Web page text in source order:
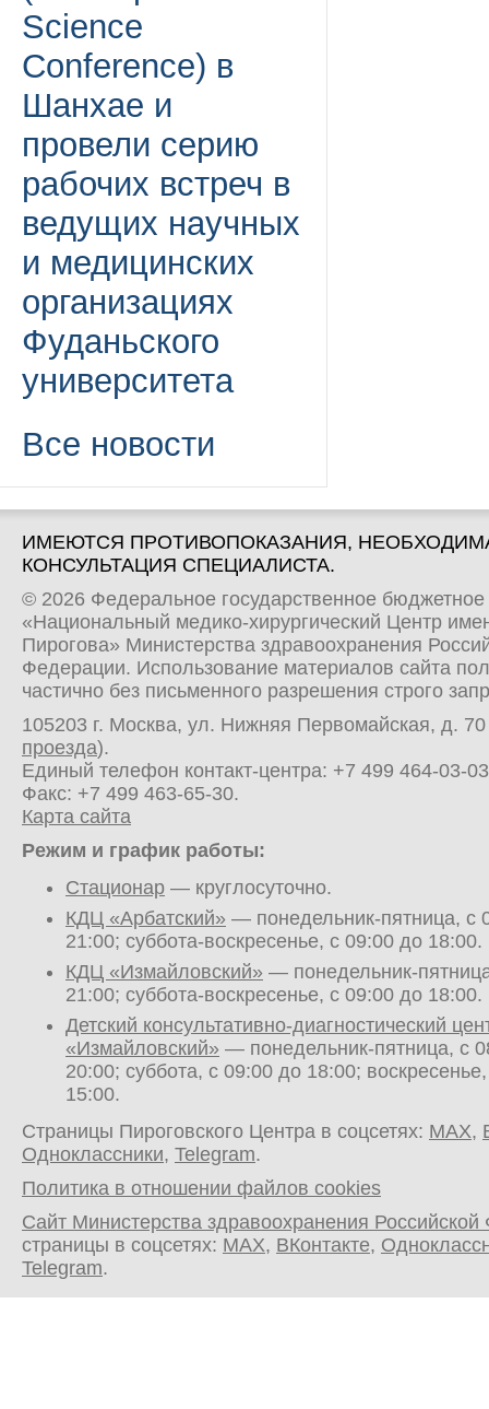
Science
Conference) в
Шанхае и
провели серию
рабочих встреч в
ведущих научных
и медицинских
организациях
Фуданьского
университета
Все новости
ИМЕЮТСЯ ПРОТИВОПОКАЗАНИЯ,
КОНСУЛЬТАЦИЯ СПЕЦИАЛИСТА.
© 2026 Федеральное государственное
«Национальный медико-хирургический Центр
Пирогова» Министерства здравоохранения
Федерации. Использование материалов сайта
частично без письменного разрешения строго
105203 г. Москва, ул. Нижняя Первомайская, д.
проезда).
Единый телефон контакт-центра: +7 499 464-03-03
Факс: +7 499 463-65-30.
Карта сайта
Режим и график работы:
Стационар — круглосуточно.
КДЦ «Арбатский» — понедельник-пятница, с
21:00; суббота-воскресенье, с 09:00 до 18:00.
КДЦ «Измайловский» — понедельник-
21:00; суббота-воскресенье, с 09:00 до 18:00.
Детский консультативно-диагностический
«Измайловский» — понедельник-пятница, с
20:00; суббота, с 09:00 до 18:00;
15:00.
Страницы Пироговского Центра в соцсетях: MAX,
Одноклассники, Telegram.
Политика в отношении файлов cookies
Сайт Министерства здравоохранения
страницы в соцсетях: MAX, ВКонтакте,
Telegram.